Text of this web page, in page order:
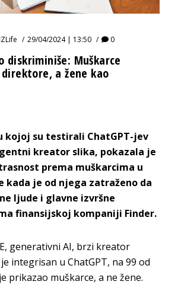
29/04/2024 | 13:50 0
diskriminiše: Muškarce
a žene kao
kojoj su testirali ChatGPT-jev
kreator slika, pokazala je
prema muškarcima u
kada je od njega zatraženo da
ljude i glavne izvršne
finansijskoj kompaniji Finder.
generativni AI, brzi kreator
integrisan u ChatGPT, na 99 od
prikazao muškarce, a ne žene.